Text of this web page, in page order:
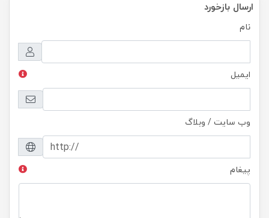
ارسال بازخورد
نام
ایمیل
وب سایت / وبلاگ
پیغام